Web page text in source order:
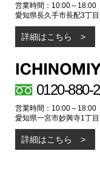
営業時間：10:00～
愛知県長久手市長配3丁
詳細はこちら
0120-880-
営業時間：10:00～
愛知県一宮市妙興寺1丁
詳細はこちら